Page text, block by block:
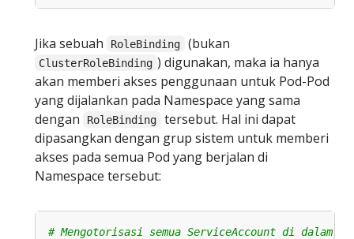
Jika sebuah RoleBinding (bukan
ClusterRoleBinding ) digunakan, maka ia hanya
akan memberi akses penggunaan untuk Pod-Pod
yang dijalankan pada Namespace yang sama
dengan
RoleBinding
tersebut. Hal ini dapat
dipasangkan dengan grup sistem untuk memberi
akses pada semua Pod yang berjalan di
Namespace tersebut:
# Mengotorisasi semua ServiceAccount di dalam